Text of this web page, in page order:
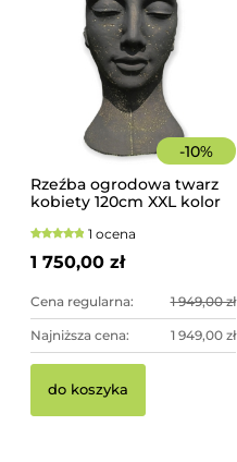
-10%
Rzeźba ogrodowa twarz
kobiety 120cm XXL kolor
betonowa - imponująca
dekoracja ogrodowa
1 ocena
1 750,00 zł
Cena regularna: 1 949,00 zł
Najniższa cena: 1 949,00 zł
do koszyka